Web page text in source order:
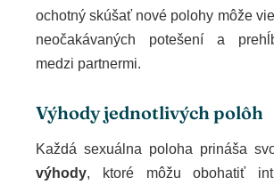
ochotný skúšať nové polohy môže
neočakávaných potešení a
medzi partnermi.
Výhody jednotlivých polôh
Každá sexuálna poloha prináša
výhody, ktoré môžu obohatiť